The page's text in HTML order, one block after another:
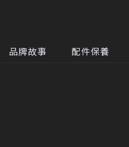
品牌故事 配件保養